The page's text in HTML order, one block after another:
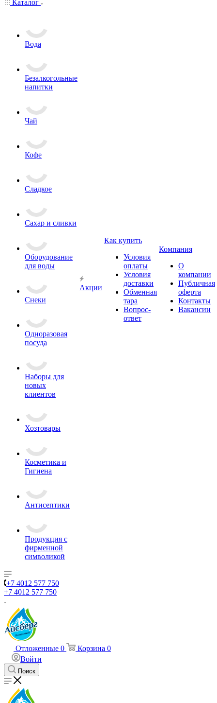
Каталог
Вода
Безалкогольные
напитки
Чай
Кофе
Сладкое
Сахар и сливки
Оборудование
для воды
Снеки
Одноразовая
посуда
Наборы для
новых
клиентов
Хозтовары
Косметика и
Гигиена
Антисептики
Продукция с
фирменной
символикой
Акции
Как купить
Условия
оплаты
Условия
доставки
Обменная
тара
Вопрос-
ответ
Компания
О
компании
Публичная
оферта
Контакты
Вакансии
+7 4012 577 750
+7 4012 577 750
Отложенные 0 Корзина 0
Войти
Поиск